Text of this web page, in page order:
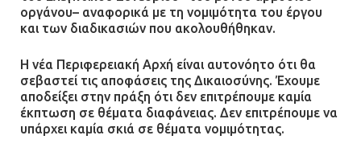
οργάνου– αναφορικά με τη νομιμότητα του έργου
και των διαδικασιών που ακολουθήθηκαν.
Η νέα Περιφερειακή Αρχή είναι αυτονόητο ότι θα
σεβαστεί τις αποφάσεις της Δικαιοσύνης. Έχουμε
αποδείξει στην πράξη ότι δεν επιτρέπουμε καμία
έκπτωση σε θέματα διαφάνειας. Δεν επιτρέπουμε να
υπάρχει καμία σκιά σε θέματα νομιμότητας.